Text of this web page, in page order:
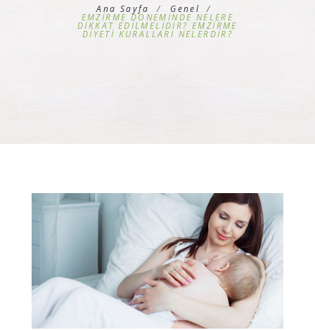
Ana Sayfa Genel
EMZİRME DÖNEMİNDE NELERE
DİKKAT EDİLMELİDİR? EMZİRME
DİYETİ KURALLARI NELERDİR?